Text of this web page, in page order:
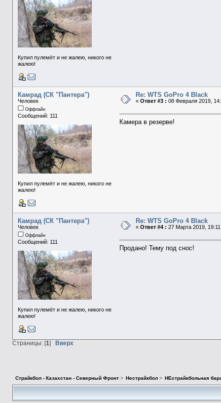
Купил пулемёт и не жалею, никого не
жалею!
Камрад (СК "Пантера")
Человек
Оффлайн
Сообщений: 111
Купил пулемёт и не жалею, никого не
жалею!
Re: WTS GoPro 4 Black
« Ответ #3 : 08 Февраля 2019,
Камера в резерве!
Камрад (СК "Пантера")
Человек
Оффлайн
Сообщений: 111
Купил пулемёт и не жалею, никого не
жалею!
Re: WTS GoPro 4 Black
« Ответ #4 : 27 Марта 2019,
Продано! Тему под снос!
Страницы: [1] Вверх
Страйкбол - Казахстан - Северный Фронт> Нестрайкбол > НЕстрайкбольная